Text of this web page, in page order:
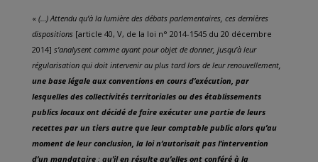
« (…) Attendu qu’à la lumière des débats parlementaires, ces dernières
dispositions [article 40, V, de la loi n° 2014-1545 du 20 décembre
2014] s’analysent comme ayant pour objet de donner, jusqu’à leur
régularisation qui doit intervenir au plus tard lors de leur renouvellement,
une base légale aux conventions en cours d’exécution, par
lesquelles des collectivités territoriales ou des établissements
publics locaux ont décidé de faire exécuter une partie de leurs
recettes par un tiers autre que leur comptable public alors qu’au
moment de leur conclusion, la loi n’autorisait pas l’intervention
d’un mandataire ; qu’il en résulte qu’elles ont conféré à la